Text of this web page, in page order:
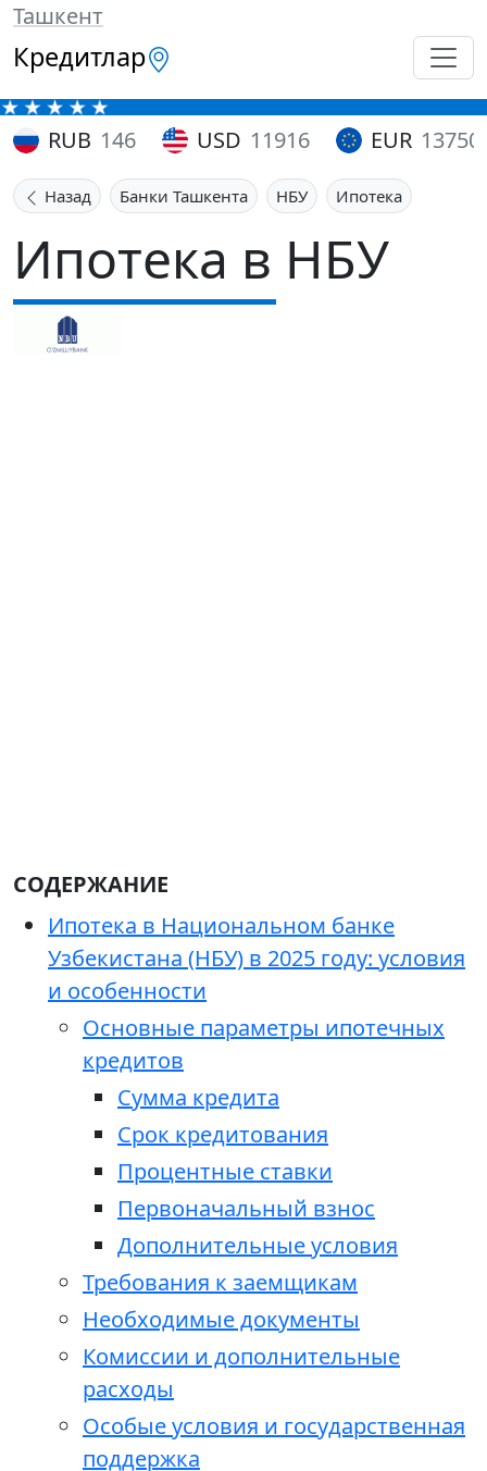
Ташкент
Кредитлар
RUB 146 USD 11916 EUR 13750
Назад Банки Ташкента НБУ Ипотека
Ипотека в НБУ
СОДЕРЖАНИЕ
Ипотека в Национальном банке
Узбекистана (НБУ) в 2025 году: условия
и особенности
Основные параметры ипотечных
кредитов
Сумма кредита
Срок кредитования
Процентные ставки
Первоначальный взнос
Дополнительные условия
Требования к заемщикам
Необходимые документы
Комиссии и дополнительные
расходы
Особые условия и государственная
поддержка